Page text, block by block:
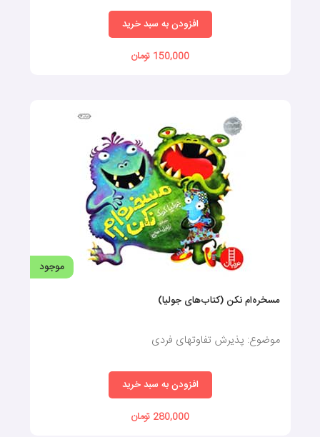
افزودن به سبد خرید
150,000 تومان
موجود
مسخره‌ام نکن (کتاب‌های جولیا)
موضوع: پذیرش تفاوتهای فردی
افزودن به سبد خرید
280,000 تومان